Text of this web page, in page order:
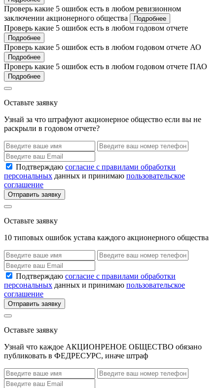
Проверь какие 5 ошибок есть в любом ревизионном
заключении акционерного общества
Подробнее
Проверь какие 5 ошибок есть в любом годовом отчете
Подробнее
Проверь какие 5 ошибок есть в любом годовом отчете АО
Подробнее
Проверь какие 5 ошибок есть в любом годовом отчете ПАО
Подробнее
Оставьте заявку
Узнай за что штрафуют акционерное общество если вы не
раскрыли в годовом отчете?
Подтверждаю согласие с правилами обработки
персональных данных и принимаю пользовательское
соглашение
Отправить заявку
Оставьте заявку
10 типовых ошибок устава каждого акционерного общества
Подтверждаю согласие с правилами обработки
персональных данных и принимаю пользовательское
соглашение
Отправить заявку
Оставьте заявку
Узнай что каждое АКЦИОНРЕНОЕ ОБЩЕСТВО обязано
публиковать в ФЕДРЕСУРС, иначе штраф